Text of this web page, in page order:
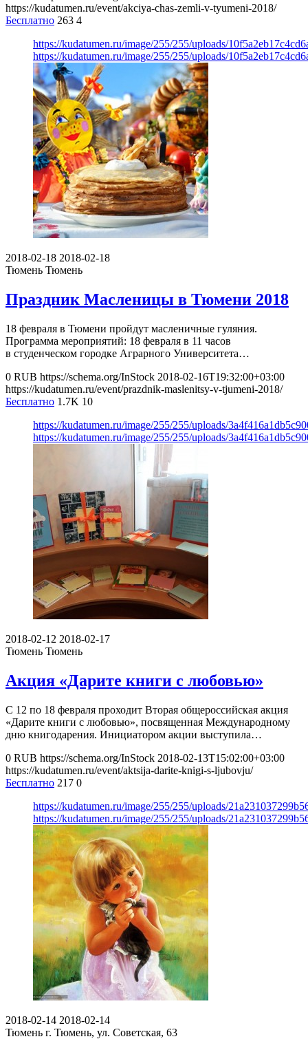
https://kudatumen.ru/event/akciya-chas-zemli-v-tyumeni-2018/
Бесплатно 263 4
https://kudatumen.ru/image/255/255/uploads/
https://kudatumen.ru/image/255/255/uploads/
2018-02-18 2018-02-18
Тюмень Тюмень
Праздник Масленицы в Тюмени 2018
18 февраля в Тюмени пройдут масленичные гуляния.
Программа мероприятий: 18 февраля в 11 часов
в студенческом городке Аграрного Университета…
0 RUB https://schema.org/InStock 2018-02-16T19:32:00+03:00
https://kudatumen.ru/event/prazdnik-maslenitsy-v-tjumeni-2018/
Бесплатно 1.7K 10
https://kudatumen.ru/image/255/255/uploads/
https://kudatumen.ru/image/255/255/uploads/
2018-02-12 2018-02-17
Тюмень Тюмень
Акция «Дарите книги с любовью»
С 12 по 18 февраля проходит Вторая общероссийская акция
«Дарите книги с любовью», посвященная Международному
дню книгодарения. Инициатором акции выступила…
0 RUB https://schema.org/InStock 2018-02-13T15:02:00+03:00
https://kudatumen.ru/event/aktsija-darite-knigi-s-ljubovju/
Бесплатно 217 0
https://kudatumen.ru/image/255/255/uploads/
https://kudatumen.ru/image/255/255/uploads/
2018-02-14 2018-02-14
Тюмень г. Тюмень, ул. Советская, 63